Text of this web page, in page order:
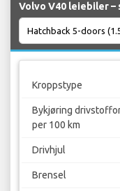
Volvo V40 leiebiler
Kroppstype
Bykjøring
per 100 km
Drivhjul
Brensel